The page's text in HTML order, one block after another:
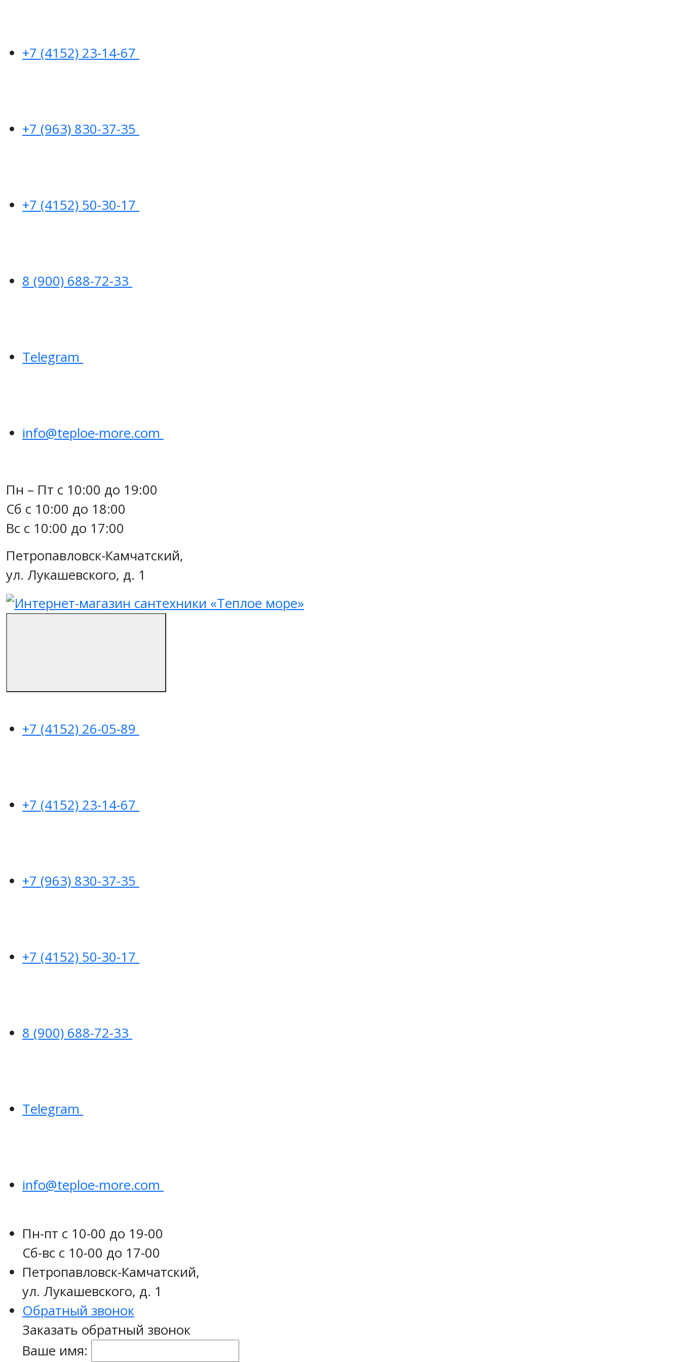
+7 (4152) 23-14-67
+7 (963) 830-37-35
+7 (4152) 50-30-17
8 (900) 688-72-33
Telegram
info@teploe-more.com
Пн – Пт с 10:00 до 19:00
Сб с 10:00 до 18:00
Вс с 10:00 до 17:00
Петропавловск-Камчатский,
ул. Лукашевского, д. 1
+7 (4152) 26-05-89
+7 (4152) 23-14-67
+7 (963) 830-37-35
+7 (4152) 50-30-17
8 (900) 688-72-33
Telegram
info@teploe-more.com
Пн-пт с 10-00 до 19-00
Сб-вс с 10-00 до 17-00
Петропавловск-Камчатский,
ул. Лукашевского, д. 1
Обратный звонок
Заказать обратный звонок
Ваше имя: